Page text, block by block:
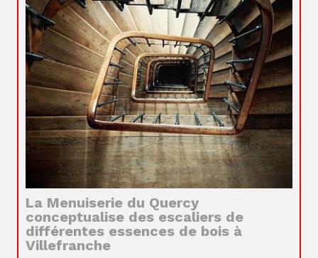
La Menuiserie du Quercy
conceptualise des escaliers de
différentes essences de bois à
Villefranche